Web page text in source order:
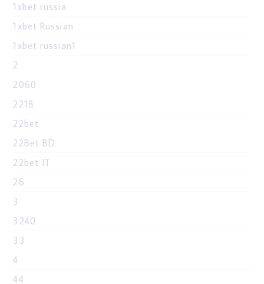
1xbet russia
1xbet Russian
1xbet russian1
2
2060
2218
22bet
22Bet BD
22bet IT
26
3
3240
33
4
44